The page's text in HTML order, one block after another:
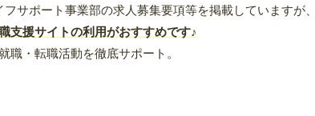
サポート事業部の求人募集要項等を掲載していますが
支援サイトの利用がおすすめです♪
職・転職活動を徹底サポート。